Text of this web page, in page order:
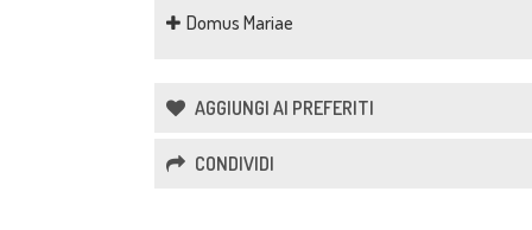
Domus Mariae
AGGIUNGI AI PREFERITI
CONDIVIDI